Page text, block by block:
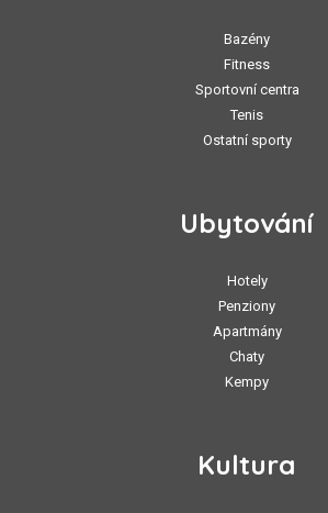
Bazény
Fitness
Sportovní centra
Tenis
Ostatní sporty
Ubytování
Hotely
Penziony
Apartmány
Chaty
Kempy
Kultura